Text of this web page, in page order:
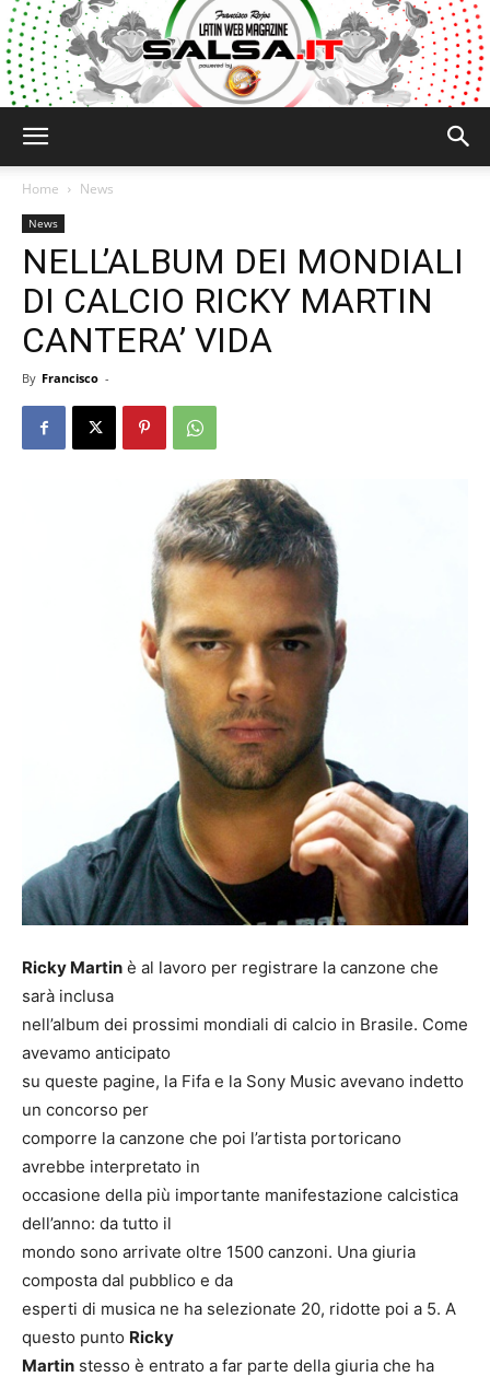
Home News
News
NELL’ALBUM DEI MONDIALI
DI CALCIO RICKY MARTIN
CANTERA’ VIDA
By Francisco -
Ricky Martin è al lavoro per registrare la canzone che
sarà inclusa
nell’album dei prossimi mondiali di calcio in Brasile. Come
avevamo anticipato
su queste pagine, la Fifa e la Sony Music avevano indetto
un concorso per
comporre la canzone che poi l’artista portoricano
avrebbe interpretato in
occasione della più importante manifestazione calcistica
dell’anno: da tutto il
mondo sono arrivate oltre 1500 canzoni. Una giuria
composta dal pubblico e da
esperti di musica ne ha selezionate 20, ridotte poi a 5. A
questo punto Ricky
Martin stesso è entrato a far parte della giuria che ha